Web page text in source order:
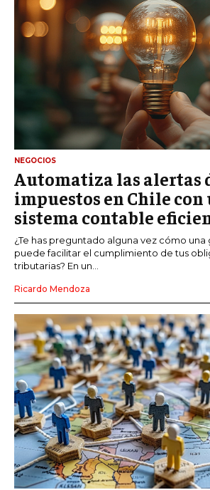
NEGOCIOS
Automatiza las alertas
impuestos en Chile con
sistema contable
¿Te has preguntado alguna vez cómo
puede facilitar el cumplimiento de tus
tributarias? En un...
Ricardo Mendoza